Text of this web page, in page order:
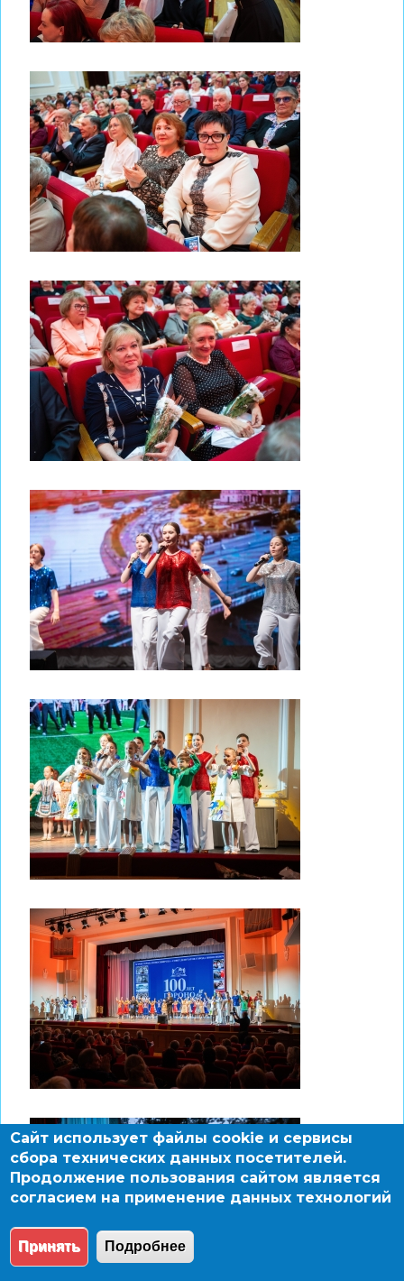
Сайт использует файлы cookie и сервисы
сбора технических данных посетителей.
Продолжение пользования сайтом является
согласием на применение данных технологий
Принять Подробнее